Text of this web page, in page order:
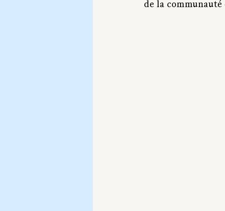
de la